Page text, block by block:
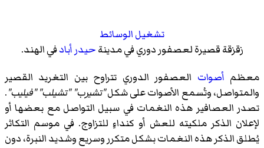
تشغيل الوسائط
زقزقة قصيرة لعصفور دوري في مدينةحيدر أبادفي الهند.
معظم أصوات العصفور الدوري تتراوح بين التغريد القصير
والمتواصل، وتُسمع الأصوات على شكل"تشيرب" "تشيلب" "فيليب".
تصدر العصافير هذه النغمات في سبيل التواصل مع بعضها أو
لإعلان الذكر ملكيته للعش أو كنداءٍ للتزاوج. في موسم التكاثر
يُطلق الذكر هذه النغمات بشكل متكرر وسريع وشديد النبرة، دون